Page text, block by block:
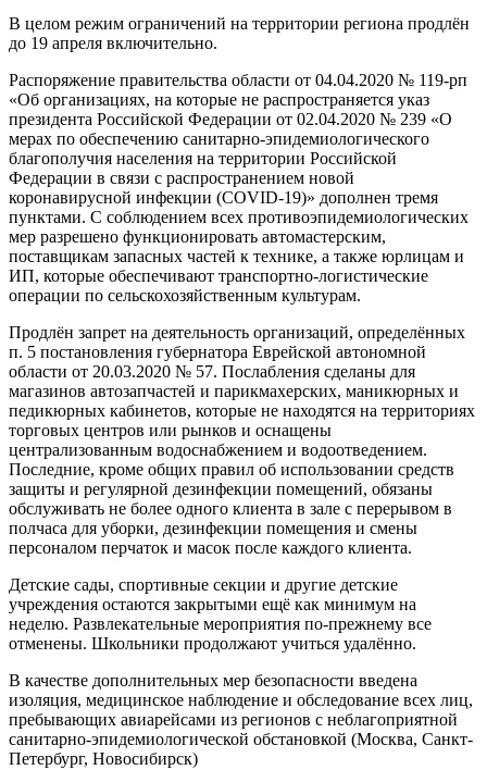
В целом режим ограничений на территории региона продлён
до 19 апреля включительно.
Распоряжение правительства области от 04.04.2020 № 119-рп
«Об организациях, на которые не распространяется указ
президента Российской Федерации от 02.04.2020 № 239 «О
мерах по обеспечению санитарно-эпидемиологического
благополучия населения на территории Российской
Федерации в связи с распространением новой
коронавирусной инфекции (COVID-19)» дополнен тремя
пунктами. С соблюдением всех противоэпидемиологических
мер разрешено функционировать автомастерским,
поставщикам запасных частей к технике, а также юрлицам и
ИП, которые обеспечивают транспортно-логистические
операции по сельскохозяйственным культурам.
Продлён запрет на деятельность организаций, определённых
п. 5 постановления губернатора Еврейской автономной
области от 20.03.2020 № 57. Послабления сделаны для
магазинов автозапчастей и парикмахерских, маникюрных и
педикюрных кабинетов, которые не находятся на территориях
торговых центров или рынков и оснащены
централизованным водоснабжением и водоотведением.
Последние, кроме общих правил об использовании средств
защиты и регулярной дезинфекции помещений, обязаны
обслуживать не более одного клиента в зале с перерывом в
полчаса для уборки, дезинфекции помещения и смены
персоналом перчаток и масок после каждого клиента.
Детские сады, спортивные секции и другие детские
учреждения остаются закрытыми ещё как минимум на
неделю. Развлекательные мероприятия по-прежнему все
отменены. Школьники продолжают учиться удалённо.
В качестве дополнительных мер безопасности введена
изоляция, медицинское наблюдение и обследование всех лиц,
пребывающих авиарейсами из регионов с неблагоприятной
санитарно-эпидемиологической обстановкой (Москва, Санкт-
Петербург, Новосибирск)